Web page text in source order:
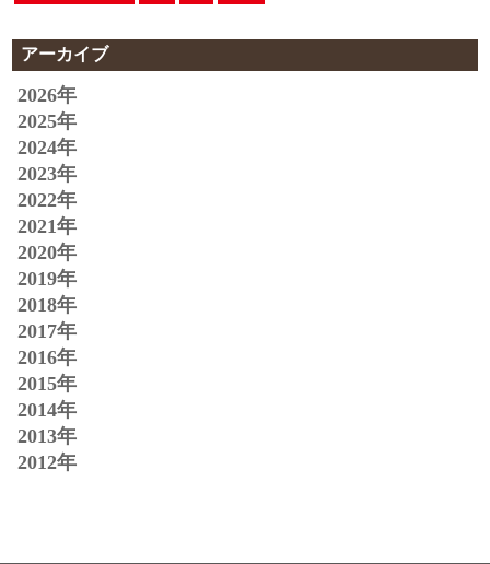
アーカイブ
2026年
2025年
2024年
2023年
2022年
2021年
2020年
2019年
2018年
2017年
2016年
2015年
2014年
2013年
2012年